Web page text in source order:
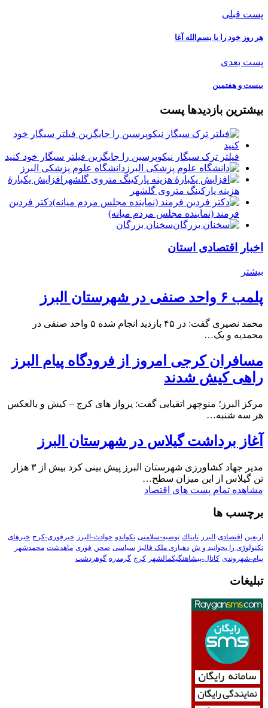
پست قبلی
هر روز خود را با بسم‌الله آغا
پست بعدی
بیست و هفتمین
بیشترین بازدیدها پست
فیلتر ترک سیگار نیکوپرسین را جایگزین فیلتر سیگار خود کنید
دانشگاه علوم پزشکی البرز
افزایش یکبارۀ
هزینه پارکینگ متروی گلشهر
دكتر فردين
فرمند (نماينده مجلس مردم میانه)
سخنان بزرگان
اخبار اقتصادی استان
بیشتر
پلمب ۶ واحد صنفی در شهرستان البرز
محمد نصیری گفت: در ۴۵ بازدید انجام شده ۵ واحد صنفی در
محمدیه و یک…
مسافران کرجی امروز از فرودگاه پیام البرز
راهی کیش شدند
مرکز البرز؛ منوچهر اتقیایی گفت: پرواز های کرج – کیش و بالعکس
هر سه شنبه…
آغاز برداشت گیلاس در شهرستان البرز
مدیر جهاد کشاورزی شهرستان البرز پیش بینی کرد بیش از ۳ هزار
تن گیلاس از این میزان سطح…
مشاهده تمام پست های اقتصاد
برچسب ها
اربعین اقتصادی البرز تابناك توصیه-سلامتی تکواندو حوادث-البرز خبرفوری-کرج خبرهای
تکنولوڑی را بخوانید و ش دهیاری ملک فالیز سیاسی صحن فوری ماهدشت محمدشهر
پیام-شهروندی کانال-پیشاهنگیکمالشهر کرج گرمدره گوهردشت
تبلیغات